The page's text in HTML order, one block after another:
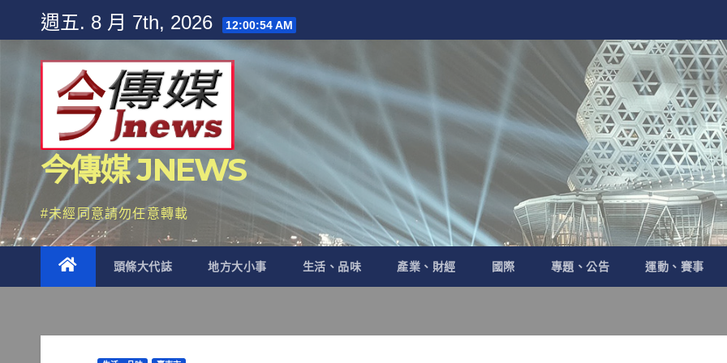
content
週五. 8 月 7th, 2026 12:00:55 AM
今傳媒 JNEWS
#未經同意請勿任意轉載
頭條大代誌 地方大小事 生活、品味 產業、財經 國際 專題、公告 運動、賽事